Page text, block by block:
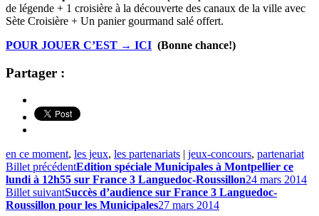
de légende + 1 croisière à la découverte des canaux de la ville avec
Sète Croisière + Un panier gourmand salé offert.
POUR JOUER C’EST → ICI (Bonne chance!)
Partager :
en ce moment, les jeux, les partenariats | jeux-concours, partenariat
Billet précédentEdition spéciale Municipales à Montpellier ce
lundi à 12h55 sur France 3 Languedoc-Roussillon24 mars 2014
Billet suivantSuccès d’audience sur France 3 Languedoc-
Roussillon pour les Municipales27 mars 2014